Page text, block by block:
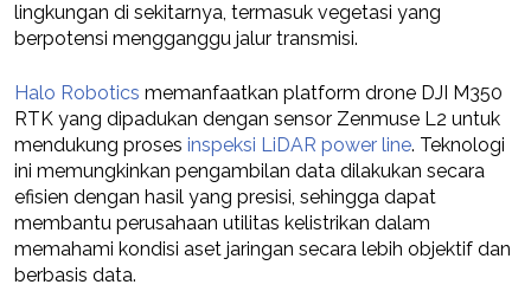
lingkungan di sekitarnya, termasuk vegetasi yang
berpotensi mengganggu jalur transmisi.
Halo Robotics memanfaatkan platform drone DJI M350
RTK yang dipadukan dengan sensor Zenmuse L2 untuk
mendukung proses inspeksi LiDAR power line. Teknologi
ini memungkinkan pengambilan data dilakukan secara
efisien dengan hasil yang presisi, sehingga dapat
membantu perusahaan utilitas kelistrikan dalam
memahami kondisi aset jaringan secara lebih objektif dan
berbasis data.